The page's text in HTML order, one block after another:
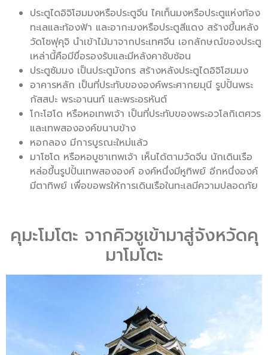
ประตูไดอิจิโฮมมงหรือประตูจีน ไคเท็นมงหรือประตูแห่งท้อง
ทะเลและท้องฟ้า และอากะมงหรือประตูสีแดง สร้างขึ้นหลัง
วัดโซฟุคุจิ นำเข้าไม้มาจากประเทศจีน เอกลักษณ์ของประตู
เหล่านี้คือมีขื่อรองรับและมีหลังคาซับซ้อน
ประตูซัมมง เป็นประตูมังกร สร้างหลังประตูไดอิจิโฮมมง
อาคารหลัก เป็นที่ประทับขององค์พระศากยมุนี รูปปั้นพระ
กัสสปะ พระอานนท์ และพระอรหันต์
โกะโฮโด หรือหอเทพเจ้า เป็นที่ประทับของพระอวโลกิเตศวร
และเทพสององค์ขนาบข้าง
หอกลอง มีการบูรณะใหม่แล้ว
มาโซโด หรือหอบูชาเทพเจ้า เห็นได้ตามวัดจีน นักเดินเรือ
หล่อขึ้นรูปปั้นเทพสององค์ องค์หนึ่งมีหูทิพย์ อีกหนึ่งองค์
มีตาทิพย์ เพื่อขอพรให้การเดินเรือในทะเลมีความปลอดภัย
คุมะโมโตะ จากคิวชูเข้ามาสู่จังหวัดคุ
มาโมโตะ